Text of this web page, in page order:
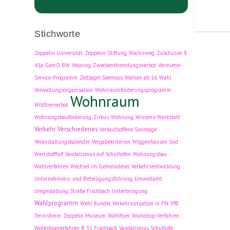
Stichworte
Zeppelin Universität Zeppelin-Stiftung Wachirweg Zuschüsse §
41a GemO BW Veloring Zweckentfremdungsverbot Vermieter-
Service-Programm Zeltlager Seemoos Wählen ab 16 Wahl
Verwaltungsorganisation Wohnraumförderungsprogramm
Wildtierverbot Wohnraum
Wohnungsbauförderung Zirkus Wohnung Wissens-Werkstatt
Verkehr Verschiedenes Verkaufsoffene Sonntage
Veranstaltungskalender Vergabekriterien Wiggenhausen Süd
Wertstoffhof Vandalismus auf Schulhöfen Wohnungsbau
Wahlverfahren Wechsel im Gemeinderat Verkehrsentwicklung
Unternehmens- und Beteiligungsführung Umweltamt
Umgestaltung Straße Fischbach Unterbringung
Wahlprogramm Wehr Rundel Verkehrssituation in FN VfB
Tennisheim Zeppelin Museum Wahlflyer Workshop-Verfahren
Workshopverfahren B 31 Fischbach Vandalismus Schulhöfe